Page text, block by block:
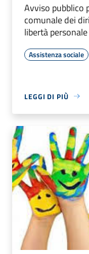
Avviso pubblico
comunale dei
libertà
Assistenza sociale
LEGGI DI PIÙ